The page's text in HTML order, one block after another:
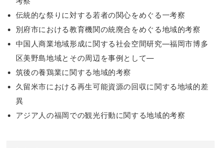
伝統的な祭りに対する若者の関心をめぐる一考察
別府市における教育機関の統廃合をめぐる地域的考察
中国人商業地域形成に関する社会空間研究―福岡市博多
区美野島地域とその周辺を事例として―
筑後の養鶏業に関する地域的考察
久留米市における再生可能資源の回収に関する地域的差
異
アジア人の福岡での観光行動に関する地域的考察